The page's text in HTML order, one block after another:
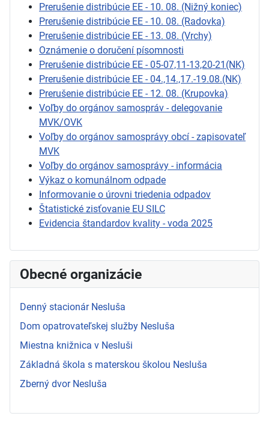
Prerušenie distribúcie EE - 10. 08. (Nižný koniec)
Prerušenie distribúcie EE - 10. 08. (Radovka)
Prerušenie distribúcie EE - 13. 08. (Vrchy)
Oznámenie o doručení písomnosti
Prerušenie distribúcie EE - 05-07,11-13,20-21(NK)
Prerušenie distribúcie EE - 04.,14.,17.-19.08.(NK)
Prerušenie distribúcie EE - 12. 08. (Krupovka)
Voľby do orgánov samospráv - delegovanie
MVK/OVK
Voľby do orgánov samosprávy obcí - zapisovateľ
MVK
Voľby do orgánov samosprávy - informácia
Výkaz o komunálnom odpade
Informovanie o úrovni triedenia odpadov
Štatistické zisťovanie EU SILC
Evidencia štandardov kvality - voda 2025
Obecné organizácie
Denný stacionár Nesluša
Dom opatrovateľskej služby Nesluša
Miestna knižnica v Nesluši
Základná škola s materskou školou Nesluša
Zberný dvor Nesluša